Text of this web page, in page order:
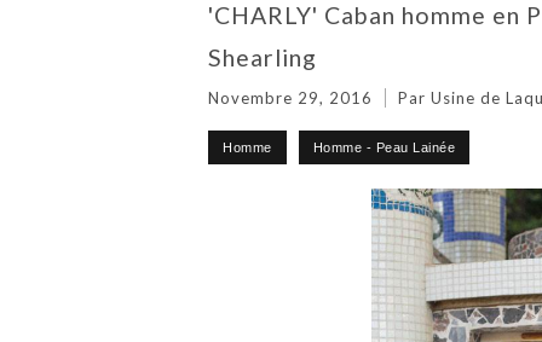
'CHARLY' Caban homme
Shearling
Novembre 29, 2016 Par Usine de